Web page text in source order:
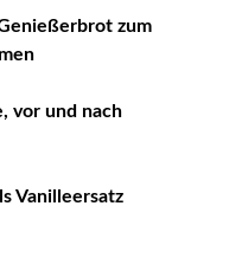
zum
vor und nach
Vanilleersatz